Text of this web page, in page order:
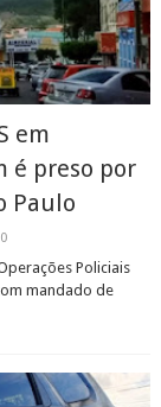
em
é preso por
Paulo
0
Policiais
mandado de